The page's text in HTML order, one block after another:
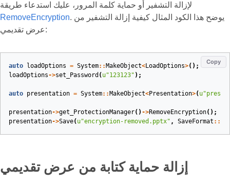
لإزالة التشفير أو حماية كلمة المرور، عليك استدعاء طريقة
RemoveEncryption. يوضح هذا الكود المثال كيفية إزالة التشفير من
عرض تقديمي:
Copy
auto loadOptions = System:: MakeObject<LoadOptions>();
loadOptions->set_Password ( u"123123" );
auto presentation = System:: MakeObject<Presentation>( u
presentation->get_ProtectionManager() ->RemoveEncryption();
presentation->Save( u"encryption-removed.pptx" , SaveFormat ::
إزالة حماية كتابة من عرض تقديمي